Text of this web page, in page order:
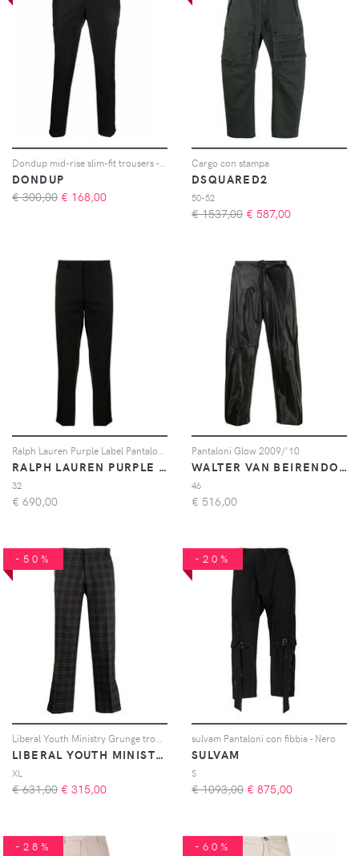
DONDUP
€ 300,00 € 168,00
Cargo con stampa
DSQUARED2
50-52
€ 1537,00 € 587,00
RALPH LAUREN PURPLE LABEL
32
€ 690,00
Pantaloni Glow 2009/'10
WALTER VAN BEIRENDONCK PRE-OWNED
46
€ 516,00
-50%
LIBERAL YOUTH MINISTRY
XL
€ 631,00 € 315,00
-20%
sulvam Pantaloni con fibbia - Nero
SULVAM
S
€ 1093,00 € 875,00
-28% -60%